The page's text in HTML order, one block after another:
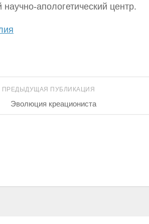
научно-апологетический центр.
ПРЕДЫДУЩАЯ ПУБЛИКАЦИЯ
Эволюция креациониста